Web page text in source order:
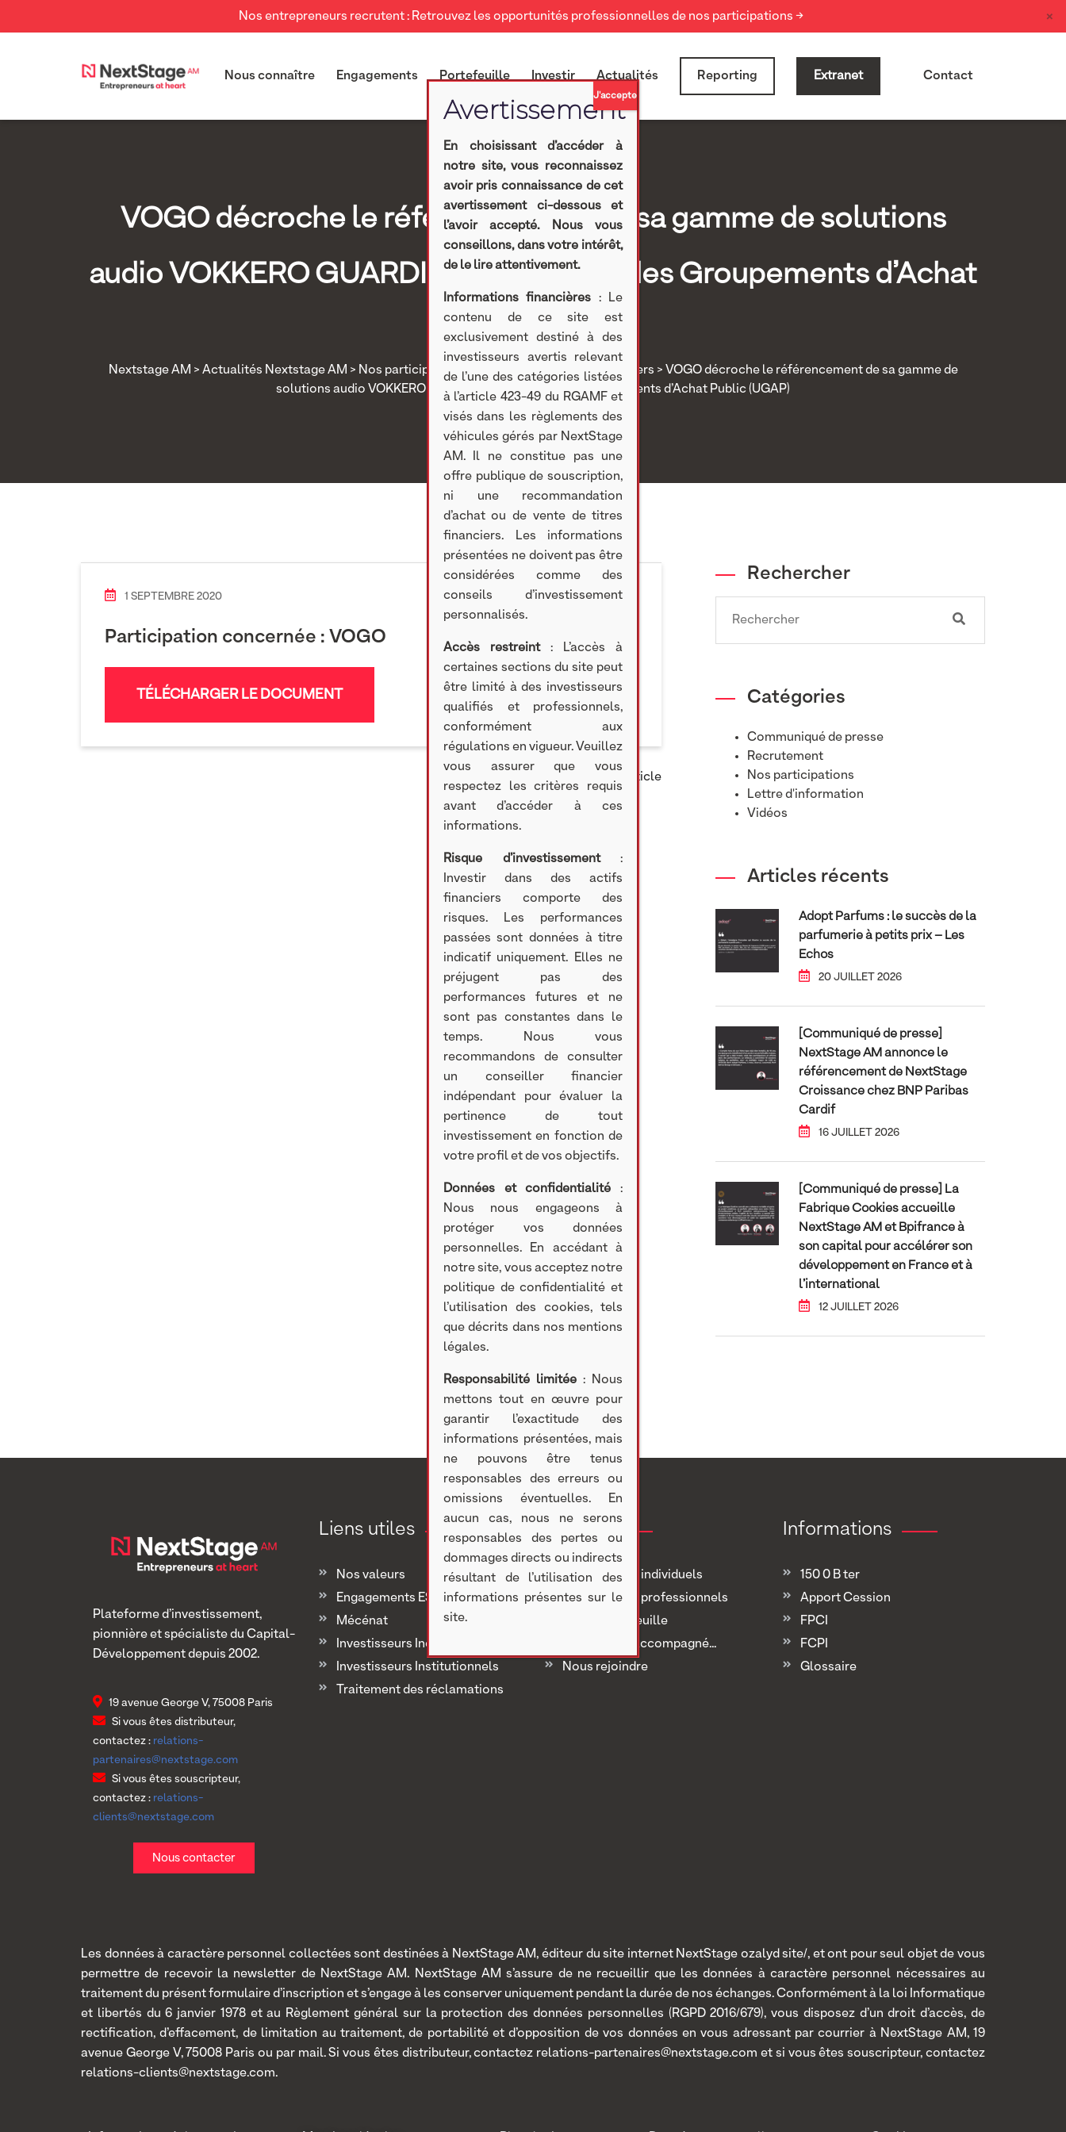
Nos entrepreneurs recrutent : Retrouvez les opportunités professionnelles de nos participations → ×
Nous connaître Engagements Portefeuille Investir Actualités Reporting Extranet Contact
VOGO décroche le référencement de sa gamme de solutions
audio VOKKERO GUARDIAN par l’Union des Groupements d’Achat
Public (UGAP)
Nextstage AM > Actualités Nextstage AM > Nos participations> Investissements cotés> Divers > VOGO décroche le référencement de sa gamme de
solutions audio VOKKERO GUARDIAN par l’Union des Groupements d’Achat Public (UGAP)
1 SEPTEMBRE 2020
Participation concernée : VOGO
TÉLÉCHARGER LE DOCUMENT
Partager cet article
Rechercher
Catégories
Communiqué de presse
Recrutement
Nos participations
Lettre d'information
Vidéos
Articles récents
Adopt Parfums : le succès de la
parfumerie à petits prix – Les
Echos
20 JUILLET 2026
[Communiqué de presse]
NextStage AM annonce le
référencement de NextStage
Croissance chez BNP Paribas
Cardif
16 JUILLET 2026
[Communiqué de presse] La
Fabrique Cookies accueille
NextStage AM et Bpifrance à
son capital pour accélérer son
développement en France et à
l’international
12 JUILLET 2026
Plateforme d’investissement,
pionnière et spécialiste du Capital-
Développement depuis 2002.
19 avenue George V, 75008 Paris
Si vous êtes distributeur,
contactez : relations-
partenaires@nextstage.com
Si vous êtes souscripteur,
contactez : relations-
clients@nextstage.com
Nous contacter
Liens utiles
Nos valeurs
Engagements ESG
Mécénat
Investisseurs Individuels
Investisseurs Institutionnels
Traitement des réclamations
Investir
Investisseurs individuels
Investisseurs professionnels
Notre portefeuille
Nous avons accompagné...
Nous rejoindre
Informations
150 0 B ter
Apport Cession
FPCI
FCPI
Glossaire
Les données à caractère personnel collectées sont destinées à NextStage AM, éditeur du site internet NextStage ozalyd site/, et ont pour seul objet de vous
permettre de recevoir la newsletter de NextStage AM. NextStage AM s’assure de ne recueillir que les données à caractère personnel nécessaires au
traitement du présent formulaire d’inscription et s’engage à les conserver uniquement pendant la durée de nos échanges. Conformément à la loi Informatique
et libertés du 6 janvier 1978 et au Règlement général sur la protection des données personnelles (RGPD 2016/679), vous disposez d’un droit d’accès, de
rectification, d’effacement, de limitation au traitement, de portabilité et d’opposition de vos données en vous adressant par courrier à NextStage AM, 19
avenue George V, 75008 Paris ou par mail. Si vous êtes distributeur, contactez relations-partenaires@nextstage.com et si vous êtes souscripteur, contactez
relations-clients@nextstage.com.
En choisissant d’accéder à
notre site, vous reconnaissez
avoir pris connaissance de cet
avertissement ci-dessous et
l’avoir accepté. Nous vous
conseillons, dans votre intérêt,
de le lire attentivement.
Informations financières : Le
contenu de ce site est
exclusivement destiné à des
investisseurs avertis relevant
de l’une des catégories listées
à l’article 423-49 du RGAMF et
visés dans les règlements des
véhicules gérés par NextStage
AM. Il ne constitue pas une
offre publique de souscription,
ni une recommandation
d’achat ou de vente de titres
financiers. Les informations
présentées ne doivent pas être
considérées comme des
conseils d’investissement
personnalisés.
Accès restreint: L’accès à
certaines sections du site peut
être limité à des investisseurs
qualifiés et professionnels,
conformément aux
régulations en vigueur. Veuillez
vous assurer que vous
respectez les critères requis
avant d’accéder à ces
informations.
Risque d’investissement:
Investir dans des actifs
financiers comporte des
risques. Les performances
passées sont données à titre
indicatif uniquement. Elles ne
préjugent pas des
performances futures et ne
sont pas constantes dans le
temps. Nous vous
recommandons de consulter
un conseiller financier
indépendant pour évaluer la
pertinence de tout
investissement en fonction de
votre profil et de vos objectifs.
Données et confidentialité :
Nous nous engageons à
protéger vos données
personnelles. En accédant à
notre site, vous acceptez notre
politique de confidentialité et
l’utilisation des cookies, tels
que décrits dans nos mentions
légales.
Responsabilité limitée: Nous
mettons tout en œuvre pour
garantir l’exactitude des
informations présentées, mais
ne pouvons être tenus
responsables des erreurs ou
omissions éventuelles. En
aucun cas, nous ne serons
responsables des pertes ou
dommages directs ou indirects
résultant de l’utilisation des
informations présentes sur le
site.